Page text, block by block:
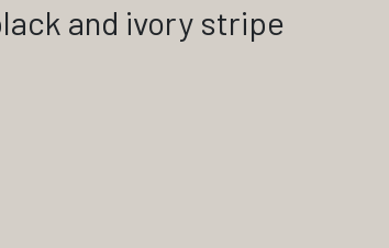
and ivory stripe